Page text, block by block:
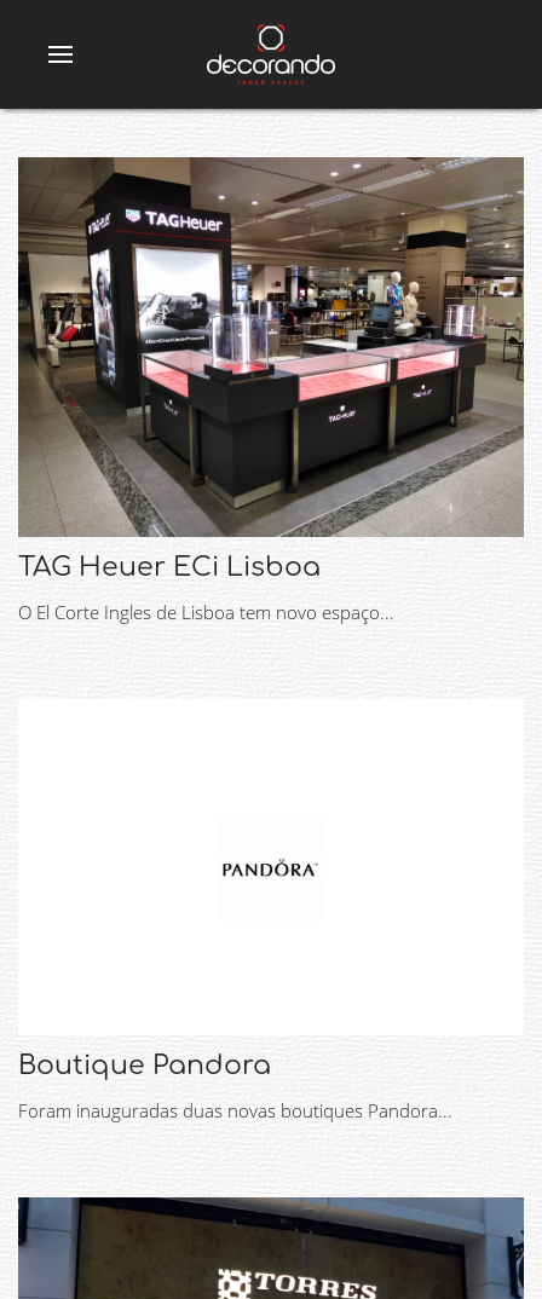
TAG Heuer ECi Lisboa
O El Corte Ingles de Lisboa tem novo espaço...
Boutique Pandora
Foram inauguradas duas novas boutiques Pandora...